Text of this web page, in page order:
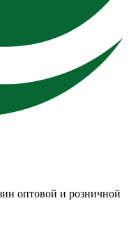
оптовой и розничной